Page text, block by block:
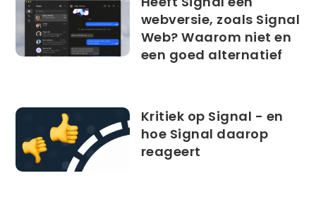
webversie, zoals Signal
Web? Waarom niet en
een goed alternatief
Kritiek op Signal - en
hoe Signal daarop
reageert